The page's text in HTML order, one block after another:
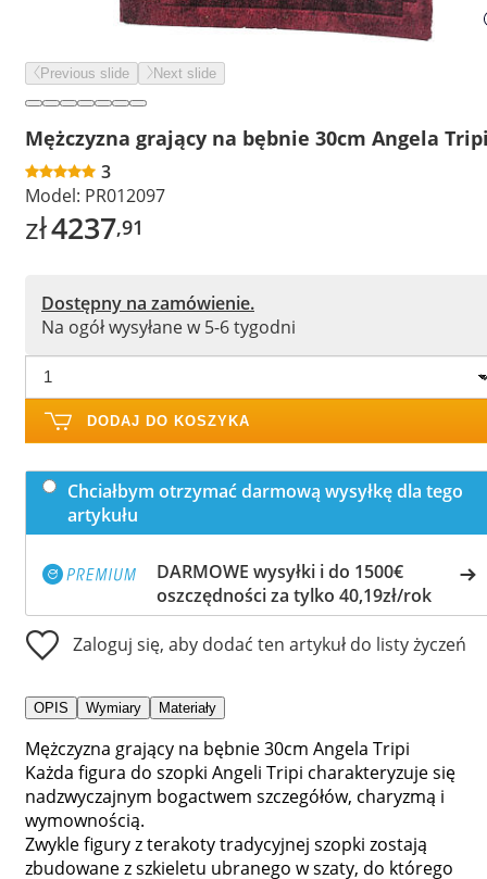
Previous slide Next slide
Mężczyzna grający na bębnie 30cm Angela
3
Model: PR012097
zł4237,91
Dostępny na zamówienie.
Na ogół wysyłane w 5-6 tygodni
DODAJ DO KOSZYKA
Chciałbym otrzymać darmową wysyłkę dla tego
artykułu
DARMOWE wysyłki i do 1500€
oszczędności za tylko 40,19zł/rok
Zaloguj się, aby dodać ten artykuł do listy życzeń
OPIS Wymiary Materiały
Mężczyzna grający na bębnie 30cm Angela Tripi
Każda figura do szopki Angeli Tripi charakteryzuje się
nadzwyczajnym bogactwem szczegółów, charyzmą i
wymownością.
Zwykle figury z terakoty tradycyjnej szopki zostają
zbudowane z szkieletu ubranego w szaty, do którego